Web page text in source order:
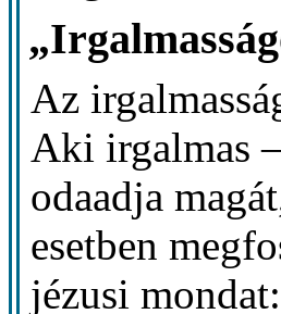
Az
Aki irgalmas
odaadja
esetben
jézusi